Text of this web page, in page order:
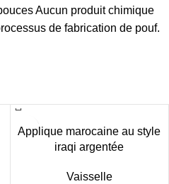
Aucun produit chimique
de fabrication de pouf.
Applique marocaine au style
iraqi argentée
Vaisselle